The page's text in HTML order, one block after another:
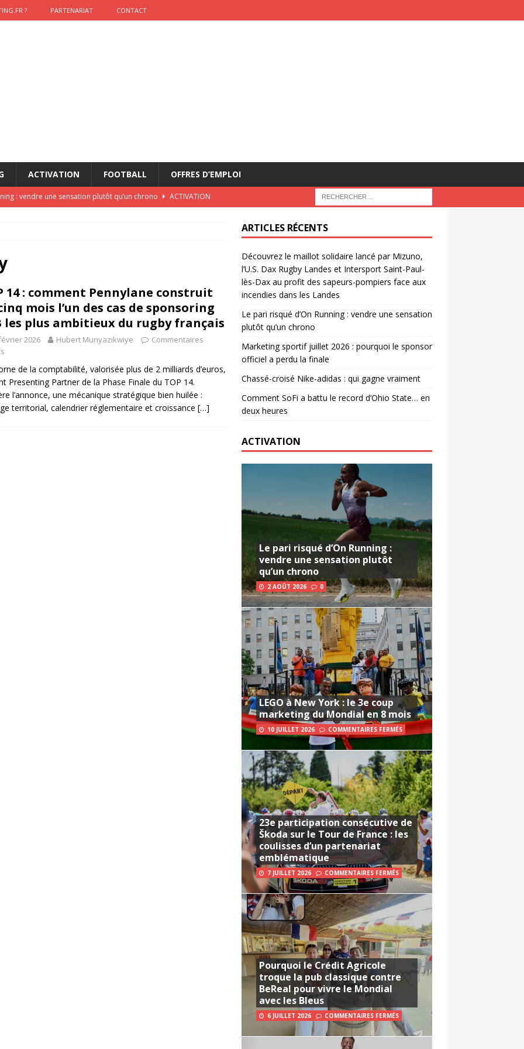
? PARTENARIAT CONTACT
ACTIVATION FOOTBALL OFFRES D’EMPLOI
: vendre une sensation plutôt qu’un chrono
ACTIVATION
: qui gagne vraiment
le record d’Ohio State… en deux heures
lancé par Mizuno, l’U.S. Dax Rugby Landes et Intersport
pompiers face aux incendies dans les Landes
14 : comment Pennylane construit
mois l’un des cas de sponsoring
les plus ambitieux du rugby français
2026 Hubert Munyazikwiye
Commentaires
de la comptabilité, valorisée plus de 2 milliards d’euros,
Presenting Partner de la Phase Finale du TOP 14.
l’annonce, une mécanique stratégique bien huilée :
territorial, calendrier réglementaire et croissance […]
ARTICLES RÉCENTS
Découvrez le maillot solidaire lancé par Mizuno,
l’U.S. Dax Rugby Landes et Intersport Saint-Paul-
lès-Dax au profit des sapeurs-pompiers face aux
incendies dans les Landes
Le pari risqué d’On Running : vendre une sensation
plutôt qu’un chrono
Marketing sportif juillet 2026 : pourquoi le sponsor
officiel a perdu la finale
Chassé-croisé Nike-adidas : qui gagne vraiment
Comment SoFi a battu le record d’Ohio State… en
deux heures
ACTIVATION
Le pari risqué d’On Running :
vendre une sensation plutôt
qu’un chrono
2 AOÛT 2026 0
LEGO à New York : le 3e coup
marketing du Mondial en 8 mois
10 JUILLET 2026 COMMENTAIRES FERMÉS
23e participation consécutive de
Škoda sur le Tour de France : les
coulisses d’un partenariat
emblématique
7 JUILLET 2026 COMMENTAIRES FERMÉS
Pourquoi le Crédit Agricole
troque la pub classique contre
BeReal pour vivre le Mondial
avec les Bleus
6 JUILLET 2026 COMMENTAIRES FERMÉS